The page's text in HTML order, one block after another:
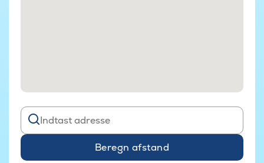
Beregn afstand